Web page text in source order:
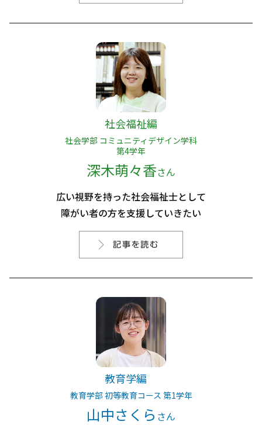
社会福祉編
社会学部 コミュニティデザイン学科
第4学年
深木萌々香さん
広い視野を持った社会福祉士として
障がい者の方を支援していきたい
教育学編
教育学部 初等教育コース 第1学年
山中さくら さん